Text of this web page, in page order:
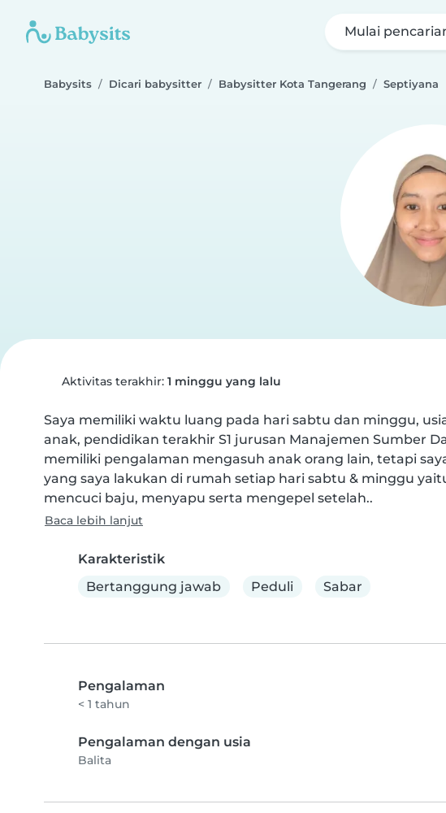
Mulai
Babysits Dicari babysitter Babysitter Kota Tangerang Septiyana
Aktivitas terakhir: 1 minggu yang lalu
Saya memiliki waktu luang pada hari sabtu dan minggu,
anak, pendidikan terakhir S1 jurusan Manajemen Sumber
memiliki pengalaman mengasuh anak orang lain, tetapi
yang saya lakukan di rumah setiap hari sabtu & minggu
mencuci baju, menyapu serta mengepel setelah..
Baca lebih lanjut
Karakteristik
Bertanggung jawab
Peduli Sabar
Pengalaman
< 1 tahun
Pengalaman dengan usia
Balita